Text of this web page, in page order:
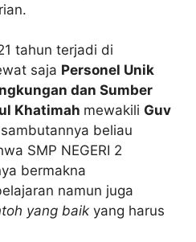
tahun terjadi di
saja Personel Unik
dan Sumber
Khatimah mewakili Guv
beliau
SMP NEGERI 2
bermakna
namun juga
yang baik yang harus